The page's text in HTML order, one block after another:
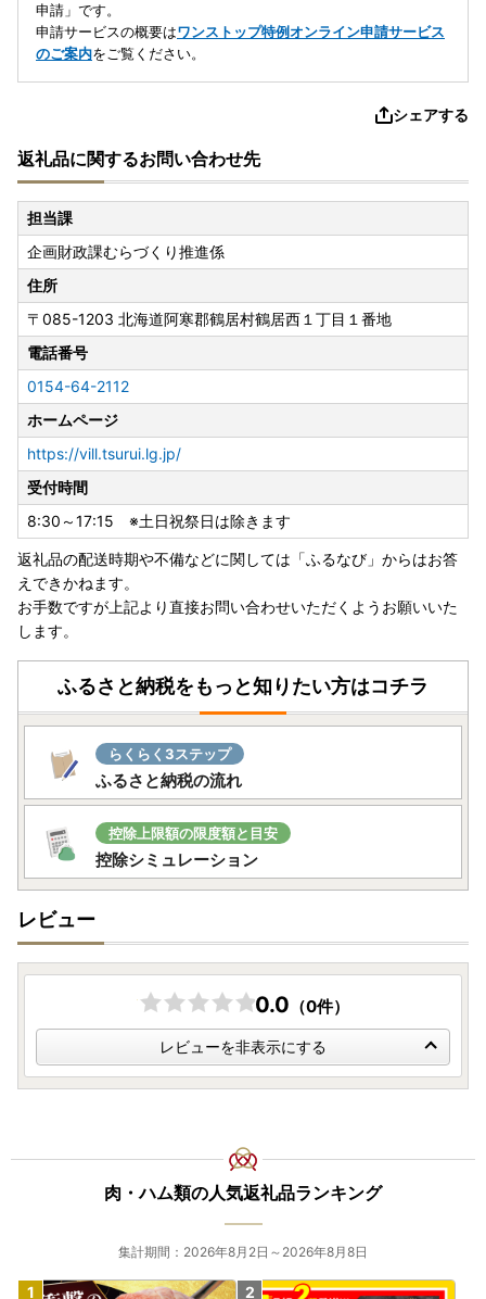
申請」です。
申請サービスの概要はワンストップ特例オンライン申請サービス
のご案内をご覧ください。
シェアする
返礼品に関するお問い合わせ先
担当課
企画財政課むらづくり推進係
住所
〒085-1203 北海道阿寒郡鶴居村鶴居西１丁目１番地
電話番号
0154-64-2112
ホームページ
https://vill.tsurui.lg.jp/
受付時間
8:30～17:15 ※土日祝祭日は除きます
返礼品の配送時期や不備などに関しては「ふるなび」からはお答
えできかねます。
お手数ですが上記より直接お問い合わせいただくようお願いいた
します。
ふるさと納税をもっと知りたい方はコチラ
らくらく3ステップ
ふるさと納税の流れ
控除上限額の限度額と目安
控除シミュレーション
レビュー
0.0 （0件）
レビューを非表示にする
肉・ハム類の人気返礼品ランキング
集計期間：2026年8月2日～2026年8月8日